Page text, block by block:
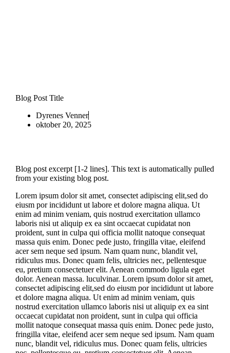
Blog Post Title
Dyrenes Venner
oktober 20, 2025
Blog post excerpt [1-2 lines]. This text is automatically pulled
from your existing blog post.
Lorem ipsum dolor sit amet, consectet adipiscing elit,sed do
eiusm por incididunt ut labore et dolore magna aliqua. Ut
enim ad minim veniam, quis nostrud exercitation ullamco
laboris nisi ut aliquip ex ea sint occaecat cupidatat non
proident, sunt in culpa qui officia mollit natoque consequat
massa quis enim. Donec pede justo, fringilla vitae, eleifend
acer sem neque sed ipsum. Nam quam nunc, blandit vel,
ridiculus mus. Donec quam felis, ultricies nec, pellentesque
eu, pretium consectetuer elit. Aenean commodo ligula eget
dolor. Aenean massa. luculvinar. Lorem ipsum dolor sit amet,
consectet adipiscing elit,sed do eiusm por incididunt ut labore
et dolore magna aliqua. Ut enim ad minim veniam, quis
nostrud exercitation ullamco laboris nisi ut aliquip ex ea sint
occaecat cupidatat non proident, sunt in culpa qui officia
mollit natoque consequat massa quis enim. Donec pede justo,
fringilla vitae, eleifend acer sem neque sed ipsum. Nam quam
nunc, blandit vel, ridiculus mus. Donec quam felis, ultricies